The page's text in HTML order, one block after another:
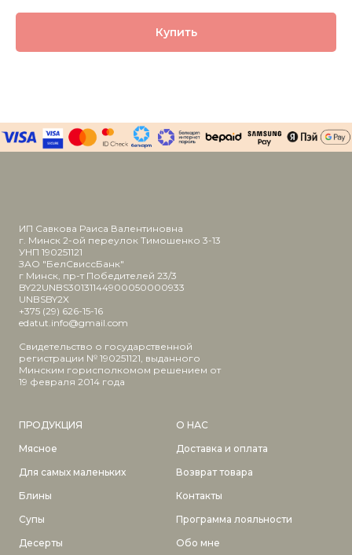
Купить
ИП Савкова Раиса Валентиновна
г. Минск 2-ой переулок Тимошенко 3-13
УНП 190251121
ЗАО "БелСвиссБанк"
г Минск, пр-т Победителей 23/3
BY22UNBS30131144900050000933
UNBSBY2X
+375 (29) 626-15-16
edatut.info@gmail.com
Свидетельство о государственной
регистрации № 190251121, выданного
Минским горисполкомом решением от
19 февраля 2014 года
ПРОДУКЦИЯ
Мясное
Для самых маленьких
Блины
Супы
Десерты
О НАС
Доставка и оплата
Возврат товара
Контакты
Программа лояльности
Обо мне